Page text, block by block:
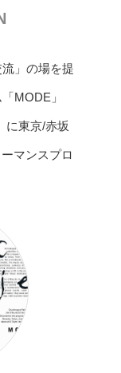
」の場を提
MODE」
に東京/赤坂
マンスプロ